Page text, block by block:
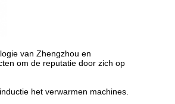
van Zhengzhou en
om de reputatie door zich op
het verwarmen machines.